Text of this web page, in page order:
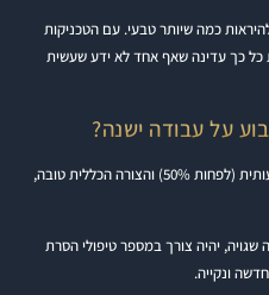
כמה שיותר טבעי. עם הטכניקות
כל כך עדינה שאף אחד לא ידע שעשית
על עבודה ישנה?
תלוי במצב. אם הפיגמנט הישן דהה משמעותית (לפחות 50%) והצורה הכללית טובה,
שגויה, יהיה צורך במספר טיפולי הסרת
ונקייה.